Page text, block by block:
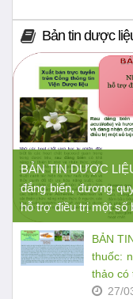
Bản tin dược
BẢN TIN DƯỢC
đắng biển, đương
hỗ trợ điều trị một số
BẢN
thuốc:
thảo có
27/